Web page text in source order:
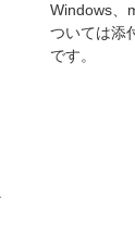
Windows、
ついては添
です。